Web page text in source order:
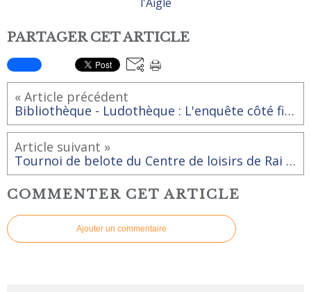
PARTAGER CET ARTICLE
« Article précédent
Bibliothèque - Ludothèque : L'enquête côté fiction, projection d'un film policier
Article suivant »
Tournoi de belote du Centre de loisirs de Rai "Bulle d'Air"
COMMENTER CET ARTICLE
Ajouter un commentaire